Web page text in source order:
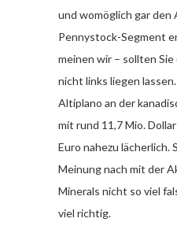
und womöglich gar den
Pennystock-Segment
meinen wir – sollten
nicht links liegen
Altiplano an der
mit rund 11,7 Mio.
Euro nahezu lächerlich.
Meinung nach mit der
Minerals nicht so viel
viel richtig.